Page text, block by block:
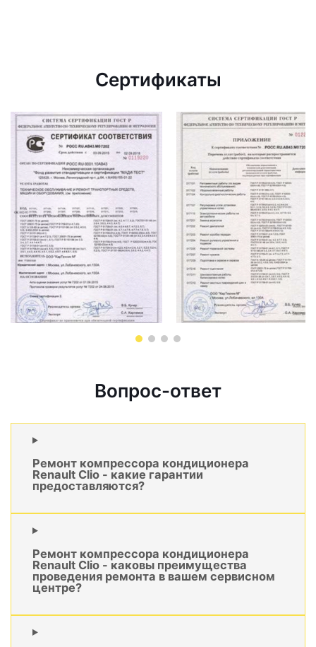
Сертификаты
Вопрос-ответ
Ремонт компрессора кондиционера
Renault Clio - какие гарантии
предоставляются?
Ремонт компрессора кондиционера
Renault Clio - каковы преимущества
проведения ремонта в вашем сервисном
центре?